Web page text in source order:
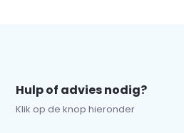
Hulp of advies nodig?
Klik op de knop hieronder